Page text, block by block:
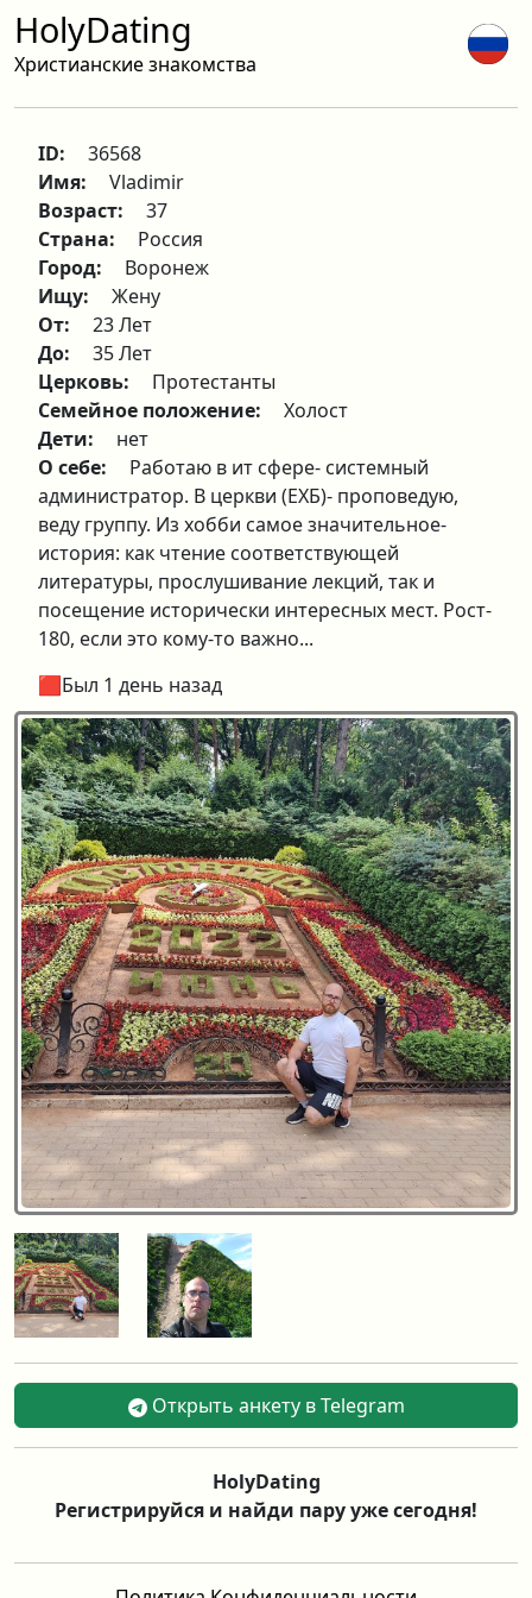
HolyDating
Христианские знакомства
ID:
36568
Имя:
Vladimir
Возраст:
37
Страна:
Россия
Город:
Воронеж
Ищу:
Жену
От:
23 Лет
До:
35 Лет
Церковь:
Протестанты
Семейное положение:
Холост
Дети:
нет
О себе:
Работаю в ит сфере- системный
администратор. В церкви (ЕХБ)- проповедую,
веду группу. Из хобби самое значительное-
история: как чтение соответствующей
литературы, прослушивание лекций, так и
посещение исторически интересных мест. Рост-
180, если это кому-то важно...
🟥Был 1 день назад
Открыть анкету в Telegram
HolyDating
Регистрируйся и найди пару уже сегодня!